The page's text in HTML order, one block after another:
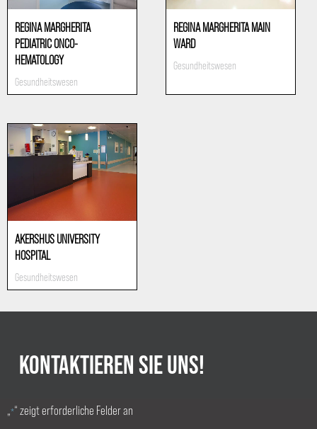
REGINA MARGHERITA
PEDIATRIC ONCO-
HEMATOLOGY
Gesundheitswesen
REGINA MARGHERITA MAIN
WARD
Gesundheitswesen
AKERSHUS UNIVERSITY
HOSPITAL
Gesundheitswesen
KONTAKTIEREN SIE UNS!
„*“ zeigt erforderliche Felder an